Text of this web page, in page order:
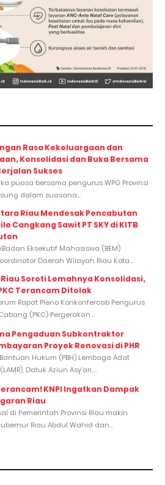
Rasa Kekeluargaan dan
Konsolidasi dan Buka Bersama
Sukses
puasa bersama pengurus WPG Provinsi
dalam suasana...
Riau Mendesak Pencabutan
Cangkang Sawit PT SKY di KITB
Eksekutif Mahasiswa (BEM)
Daerah Wilayah Riau Kota...
Riau Soroti Lemahnya Konsolidasi,
Terancam Ditolak
Rapat Pleno Konkonfercab Pengurus
(PKC) Pergerakan...
Pengaduan Subkontraktor
Proyek Renovasi di PHR
Hukum (PBH) Lembaga Adat
Datuk Aziun Asy’ari,...
KNPI Ingatkan Dampak
Riau
di Pemerintah Provinsi Riau makin
Riau Abdul Wahid dan...